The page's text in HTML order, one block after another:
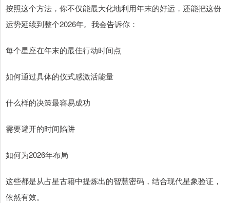
按照这个方法，你不仅能最大化地利用年末的好运，还能把这份
运势延续到整个2026年。我会告诉你：
每个星座在年末的最佳行动时间点
如何通过具体的仪式感激活能量
什么样的决策最容易成功
需要避开的时间陷阱
如何为2026年布局
这些都是从占星古籍中提炼出的智慧密码，结合现代星象验证，
依然有效。